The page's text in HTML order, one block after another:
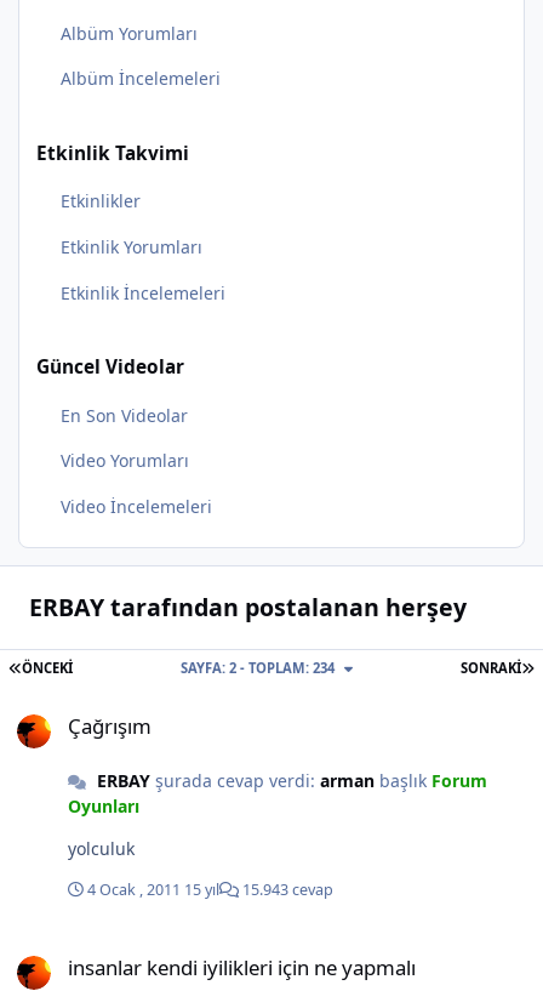
Albüm Yorumları
Albüm İncelemeleri
Etkinlik Takvimi
Etkinlikler
Etkinlik Yorumları
Etkinlik İncelemeleri
Güncel Videolar
En Son Videolar
Video Yorumları
Video İncelemeleri
ERBAY tarafından postalanan herşey
İLK SAYFA
ÖNCEKI SONRAKI
SAYFA: 2 - TOPLAM: 234
Çağrışım
ERBAYşurada cevap verdi: armanbaşlık Forum
Oyunları
yolculuk
4 Ocak , 2011 15 yıl 15.943 cevap
insanlar kendi iyilikleri için ne yapmalı